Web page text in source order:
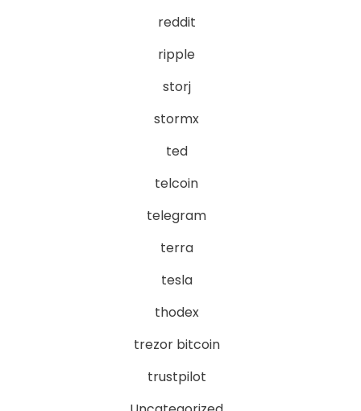
reddit
ripple
storj
stormx
ted
telcoin
telegram
terra
tesla
thodex
trezor bitcoin
trustpilot